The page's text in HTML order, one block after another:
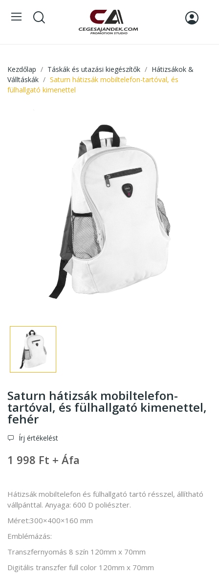
Kezdőlap Táskák és utazási kiegészítők
Hátizsákok &
Válltáskák
Saturn hátizsák mobiltelefon-tartóval, és
fülhallgató kimenettel
Saturn hátizsák mobiltelefon-
tartóval, és fülhallgató kimenettel,
fehér
Írj értékelést
1 998 Ft + Áfa
Hátizsák mobiltelefon és fülhallgató tartó résszel, állítható
vállpánttal. Anyaga: 600 D poliészter.
Méret:300×400×160 mm
Emblémázás:
Transzfernyomás 8 szín 120mm x 70mm
Digitális transzfer full color 120mm x 70mm